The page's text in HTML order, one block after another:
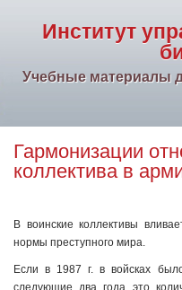
Институт
Учебные материалы
Гармонизации
коллектива в
В воинские коллективы
нормы преступного мира.
Если в 1987 г. в войсках
следующие два года это